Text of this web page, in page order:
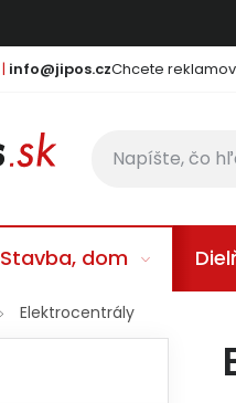
| info@jipos.czChcete
Stavba, dom
Elektrocentrály